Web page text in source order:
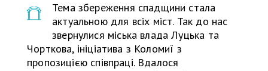
Тема збереження спадщини стала
актуальною для всіх міст. Так до нас
звернулися міська влада Луцька та
Чорткова, ініціатива з Коломиї з
пропозицією співпраці. Вдалося